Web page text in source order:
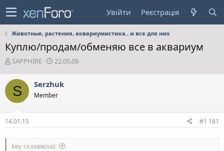
Увійти Реєстрація
Животные, растения, аквариумистика.. и все для них
Куплю/продам/обменяю все в аквариум
А
т
о
р
т
е
м
SAPPHIRE
Д
а
с
в
22.05.09
S Serzhuk
Member
14.01.15 #1 181
key сказав(ла):